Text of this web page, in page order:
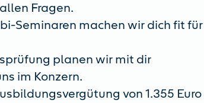
Fragen.
Seminaren machen wir dich fit für
planen wir mit dir
im Konzern.
von 1.355 Euro